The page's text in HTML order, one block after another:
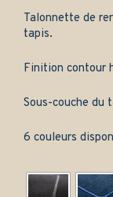
Talonnette de
tapis.
Finition contour
Sous-couche du
6 couleurs